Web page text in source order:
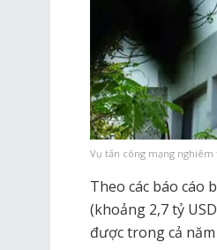
Vụ tấn công mạng nghiêm
Theo các báo cáo
(khoảng 2,7 tỷ
được trong cả